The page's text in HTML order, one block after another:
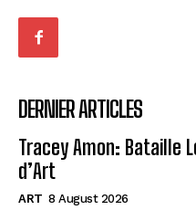
DERNIER ARTICLES
Tracey Amon: Bataille
d’Art
ART 8 August 2026